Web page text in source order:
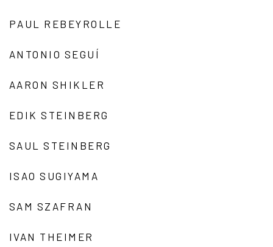
PAUL REBEYROLLE
ANTONIO SEGUÍ
AARON SHIKLER
EDIK STEINBERG
SAUL STEINBERG
ISAO SUGIYAMA
SAM SZAFRAN
IVAN THEIMER